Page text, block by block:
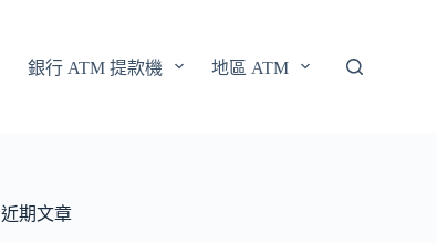
銀行 ATM 提款機 地區 ATM
近期文章